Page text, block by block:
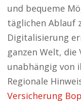
und bequeme
täglichen Ablauf
Digitalisierung
ganzen Welt, die
unabhängig von
Regionale
Versicherung